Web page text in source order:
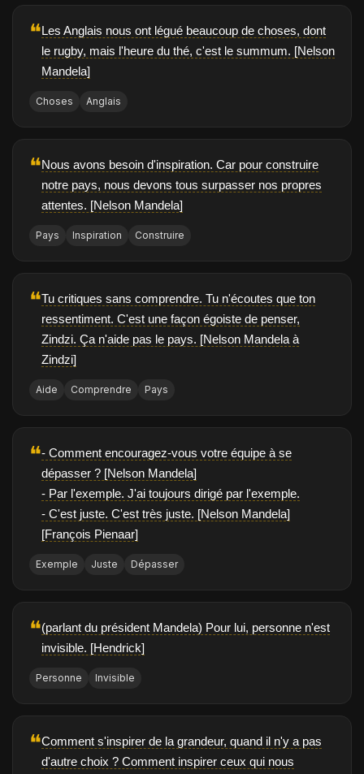
❝Les Anglais nous ont légué beaucoup de choses, dont
le rugby, mais l'heure du thé, c'est le summum. [Nelson
Mandela]
Choses Anglais
❝Nous avons besoin d'inspiration. Car pour construire
notre pays, nous devons tous surpasser nos propres
attentes. [Nelson Mandela]
Pays Inspiration Construire
❝Tu critiques sans comprendre. Tu n'écoutes que ton
ressentiment. C'est une façon égoiste de penser,
Zindzi. Ça n'aide pas le pays. [Nelson Mandela à
Zindzi]
Aide Comprendre Pays
❝- Comment encouragez-vous votre équipe à se
dépasser ? [Nelson Mandela]
- Par l'exemple. J'ai toujours dirigé par l'exemple.
- C'est juste. C'est très juste. [Nelson Mandela]
[François Pienaar]
Exemple Juste Dépasser
❝(parlant du président Mandela) Pour lui, personne n'est
invisible. [Hendrick]
Personne Invisible
❝Comment s'inspirer de la grandeur, quand il n'y a pas
d'autre choix ? Comment inspirer ceux qui nous